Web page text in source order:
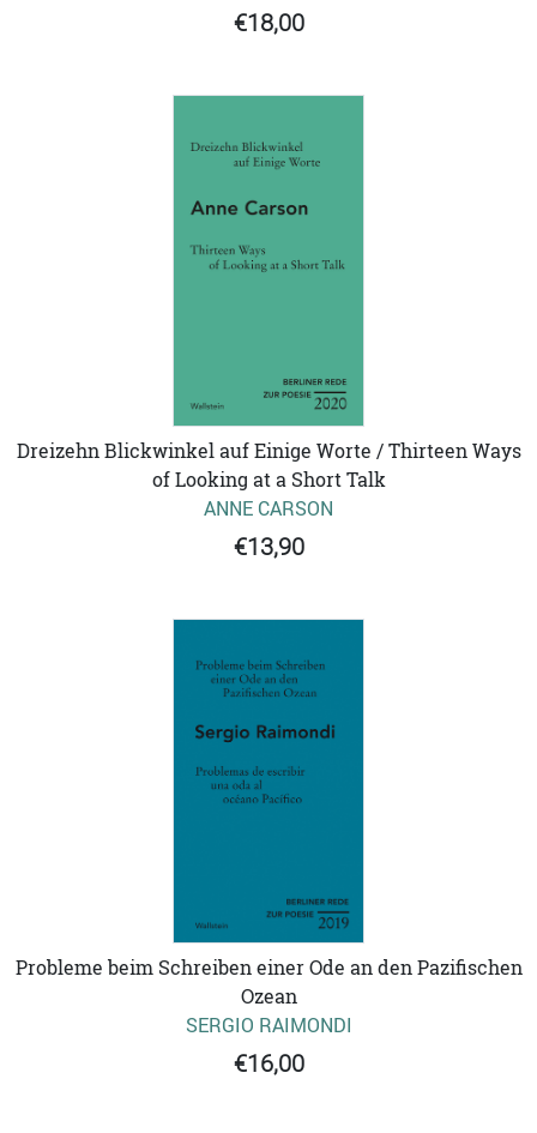
€18,00
Dreizehn Blickwinkel auf Einige Worte / Thirteen Ways
of Looking at a Short Talk
ANNE CARSON
€13,90
Probleme beim Schreiben einer Ode an den Pazifischen
Ozean
SERGIO RAIMONDI
€16,00